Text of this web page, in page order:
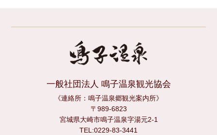
一般社団法人 鳴子温泉観光協会
《連絡所：鳴子温泉郷観光案内所》
〒989-6823
宮城県大崎市鳴子温泉字湯元2-1
TEL:0229-83-3441